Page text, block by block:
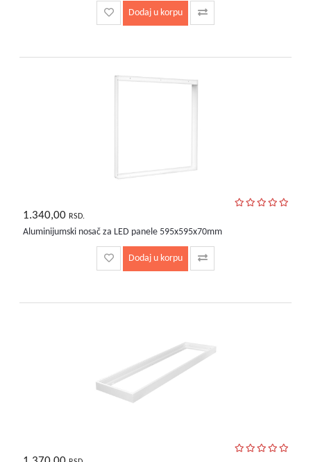
Dodaj u korpu
1.340,00 RSD.
Aluminijumski nosač za LED panele 595x595x70mm
Dodaj u korpu